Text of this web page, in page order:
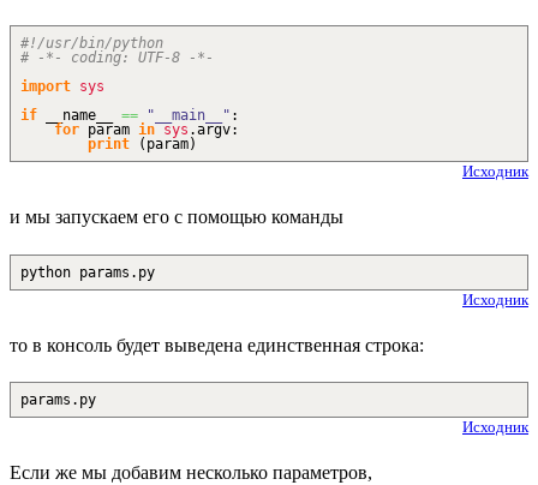
#!/usr/bin/python
# -*- coding: UTF-8 -*-
import sys
if __name__ == "__main__" :
for param in sys .argv:
print
( param)
Исходник
и мы запускаем его с помощью команды
python params.py
Исходник
то в консоль будет выведена единственная строка:
params.py
Исходник
Если же мы добавим несколько параметров,